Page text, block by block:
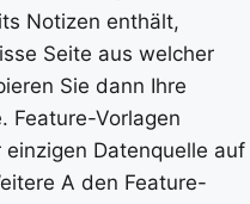
Notizen enthält,
Seite aus welcher
Sie dann Ihre
Feature-Vorlagen
Datenquelle auf
A den Feature-